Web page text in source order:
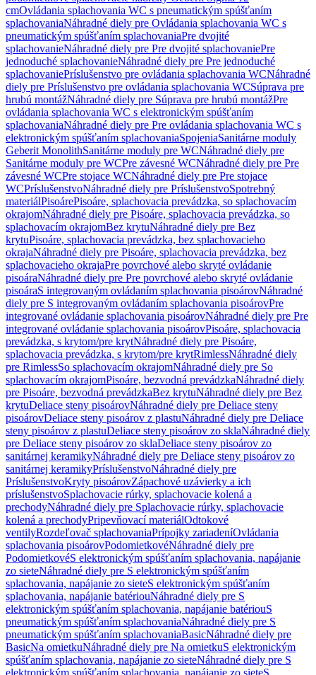
cmOvládania splachovania WC s pneumatickým spúšťaním
splachovaniaNáhradné diely pre Ovládania splachovania WC s
pneumatickým spúšťaním splachovaniaPre dvojité
splachovanieNáhradné diely pre Pre dvojité splachovaniePre
jednoduché splachovanieNáhradné diely pre Pre jednoduché
splachovaniePríslušenstvo pre ovládania splachovania WCNáhradné
diely pre Príslušenstvo pre ovládania splachovania WCSúprava pre
hrubú montážNáhradné diely pre Súprava pre hrubú montážPre
ovládania splachovania WC s elektronickým spúšťaním
splachovaniaNáhradné diely pre Pre ovládania splachovania WC s
elektronickým spúšťaním splachovaniaSpojeniaSanitárne moduly
Geberit MonolithSanitárne moduly pre WCNáhradné diely pre
Sanitárne moduly pre WCPre závesné WCNáhradné diely pre Pre
závesné WCPre stojace WCNáhradné diely pre Pre stojace
WCPríslušenstvoNáhradné diely pre PríslušenstvoSpotrebný
materiálPisoárePisoáre, splachovacia prevádzka, so splachovacím
okrajomNáhradné diely pre Pisoáre, splachovacia prevádzka, so
splachovacím okrajomBez krytuNáhradné diely pre Bez
krytuPisoáre, splachovacia prevádzka, bez splachovacieho
okrajaNáhradné diely pre Pisoáre, splachovacia prevádzka, bez
splachovacieho okrajaPre povrchové alebo skryté ovládanie
pisoáraNáhradné diely pre Pre povrchové alebo skryté ovládanie
pisoáraS integrovaným ovládaním splachovania pisoárovNáhradné
diely pre S integrovaným ovládaním splachovania pisoárovPre
integrované ovládanie splachovania pisoárovNáhradné diely pre Pre
integrované ovládanie splachovania pisoárovPisoáre, splachovacia
prevádzka, s krytom/pre krytNáhradné diely pre Pisoáre,
splachovacia prevádzka, s krytom/pre krytRimlessNáhradné diely
pre RimlessSo splachovacím okrajomNáhradné diely pre So
splachovacím okrajomPisoáre, bezvodná prevádzkaNáhradné diely
pre Pisoáre, bezvodná prevádzkaBez krytuNáhradné diely pre Bez
krytuDeliace steny pisoárovNáhradné diely pre Deliace steny
pisoárovDeliace steny pisoárov z plastuNáhradné diely pre Deliace
steny pisoárov z plastuDeliace steny pisoárov zo sklaNáhradné diely
pre Deliace steny pisoárov zo sklaDeliace steny pisoárov zo
sanitárnej keramikyNáhradné diely pre Deliace steny pisoárov zo
sanitárnej keramikyPríslušenstvoNáhradné diely pre
PríslušenstvoKryty pisoárovZápachové uzávierky a ich
príslušenstvoSplachovacie rúrky, splachovacie kolená a
prechodyNáhradné diely pre Splachovacie rúrky, splachovacie
kolená a prechodyPripevňovací materiálOdtokové
ventilyRozdeľovač splachovaniaPrípojky zariadeníOvládania
splachovania pisoárovPodomietkovéNáhradné diely pre
PodomietkovéS elektronickým spúšťaním splachovania, napájanie
zo sieteNáhradné diely pre S elektronickým spúšťaním
splachovania, napájanie zo sieteS elektronickým spúšťaním
splachovania, napájanie batériouNáhradné diely pre S
elektronickým spúšťaním splachovania, napájanie batériouS
pneumatickým spúšťaním splachovaniaNáhradné diely pre S
pneumatickým spúšťaním splachovaniaBasicNáhradné diely pre
BasicNa omietkuNáhradné diely pre Na omietkuS elektronickým
spúšťaním splachovania, napájanie zo sieteNáhradné diely pre S
elektronickým spúšťaním splachovania, napájanie zo sieteS